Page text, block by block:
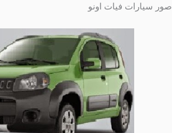
صور سيارات فيات اونو